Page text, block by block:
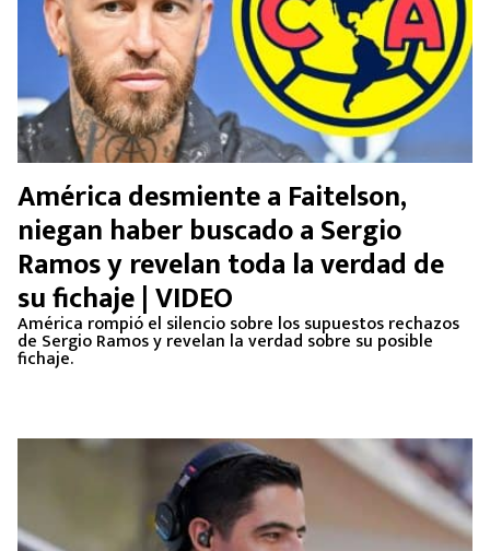
América desmiente a Faitelson,
niegan haber buscado a Sergio
Ramos y revelan toda la verdad de
su fichaje | VIDEO
América rompió el silencio sobre los supuestos rechazos
de Sergio Ramos y revelan la verdad sobre su posible
fichaje.